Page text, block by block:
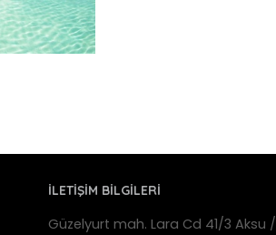
İLETİŞİM BİLGİLERİ
Güzelyurt mah. Lara Cd 41/3 Aksu /